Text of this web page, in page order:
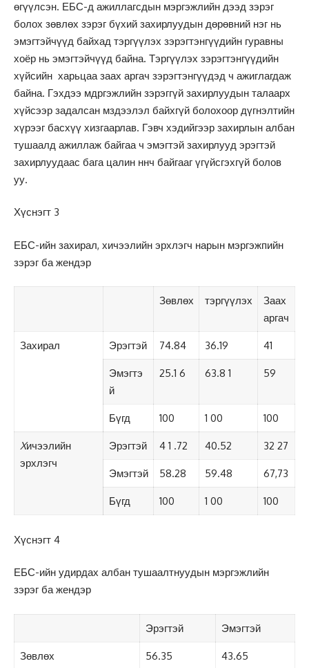
өгүүлсэн. ЕБС-д ажиллагсдын мэргэжлийн дээд зэрэг
болох зөвлөх зэрэг бүхий захирлуудын дөрөвний нэг нь
эмэгтэйчүүд байхад тэргүүлэх зэрэгтэнгүүдийн гуравны
хоёр нь эмэгтэйчүүд байна. Тэргүүлэх зэрэгтэнгүүдийн
хүйсийн харьцаа заах аргач зэрэгтэнгүүдэд ч ажиглагдаж
байна. Гэхдээ мдргэжлийн зэрэггүй захирлуудын талаарх
хүйсээр задалсан мздээлэл байхгүй болохоор дүгнэлтийн
хүрээг басхүү хизгаарлав. Гэвч хэдийгээр захирлын албан
тушаалд ажиллаж байгаа ч эмэгтэй захирлууд эрэгтэй
захирлуудаас бага цалин ннч байгааг үгүйсгэхгүй болов
уу.
Хүснэгт 3
ЕБС-ийн захирал, хичээлийн эрхлэгч нарын мэргэжпийн
зэрэг ба жендэр
Зөвлөх тэргүүлэх
Заах
аргач
Захирал Эрэгтэй 74.84 36.19 41
Эмэгтэ
й
25.1 6 63.8 1 59
Бүгд 100 1 00 100
Xичээлийн
эрхлэгч
Эрэгтэй 4 1 .72 40.52 32 27
Эмэгтэй 58.28 59.48 67,73
Бүгд 100 1 00 100
Хүснэгт 4
ЕБС-ийн удирдах албан тушаалтнуудын мэргэжлийн
зэрэг ба жендэр
Эрэгтэй Эмэгтэй
Зөвлөх 56.35 43.65